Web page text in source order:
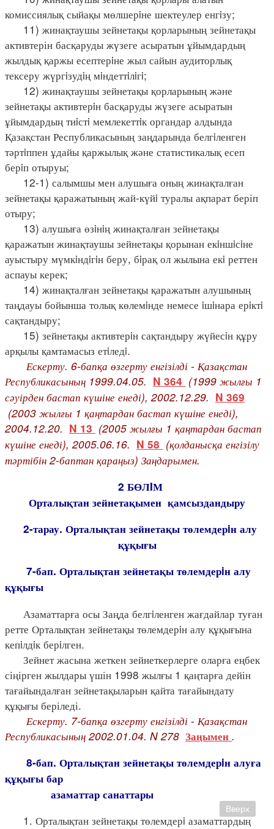
комиссиялық сыйақы мөлшерiне шектеулер енгiзу;
11) жинақтаушы зейнетақы қорларының зейнетақы
активтерін басқаруды жүзеге асыратын ұйымдардың
жылдық қаржы есептерiне жыл сайын аудиторлық
тексеру жүргiзудiң мiндеттiлiгi;
12) жинақтаушы зейнетақы қорларының және
зейнетақы активтерiн басқаруды жүзеге асыратын
ұйымдардың тиiстi мемлекеттiк органдар алдында
Қазақстан Республикасының заңдарында белгiленген
тәртiппен ұдайы қаржылық және статистикалық есеп
берiп отыруы;
12-1) салымшы мен алушыға оның жинақталған
зейнетақы қаражатының жай-күйi туралы ақпарат беріп
отыру;
13) алушыға өзiнiң жинақталған зейнетақы
қаражатын жинақтаушы зейнетақы қорынан екiншiсiне
ауыстыру мүмкiндiгiн беру, бiрақ ол жылына екi реттен
аспауы керек;
14) жинақталған зейнетақы қаражатын алушының
таңдауы бойынша толық көлемiнде немесе iшiнара ерiктi
сақтандыру;
15) зейнетақы активтерiн сақтандыру жүйесiн құру
арқылы қамтамасыз етiледi.
Ескерту. 6-бапқа өзгерту енгізілді - Қазақстан
Республикасының 1999.04.05. N 364 (1999 жылғы 1
сәуірден бастап күшіне енеді), 2002.12.29. N 369
(2003 жылғы 1 қаңтардан бастап күшіне енеді),
2004.12.20. N 13 (2005 жылғы 1 қаңтардан бастап
күшіне енеді), 2005.06.16. N 58 (қолданысқа енгізілу
тәртібін 2-баптан қараңыз) Заңдарымен.
2 БӨЛIМ
Орталықтан зейнетақымен қамсыздандыру
2-тарау. Орталықтан зейнетақы төлемдерiн алу
құқығы
7-бап. Орталықтан зейнетақы төлемдерiн алу
құқығы
Азаматтарға осы Заңда белгiленген жағдайлар туған
ретте Орталықтан зейнетақы төлемдерiн алу құқығына
кепiлдiк берiлген.
Зейнет жасына жеткен зейнеткерлерге оларға еңбек
сіңірген жылдары үшін 1998 жылғы 1 қаңтарға дейін
тағайындалған зейнетақыларын қайта тағайындату
құқығы беріледі.
Ескерту. 7-бапқа өзгерту енгізілді - Қазақстан
Республикасының 2002.01.04. N 278 Заңымен .
8-бап. Орталықтан зейнетақы төлемдерiн алуға
құқығы бар
азаматтар санаттары
1. Орталықтан зейнетақы төлемдерi азаматтардың
Вверх